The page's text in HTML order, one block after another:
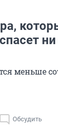
меньше
Обсудить